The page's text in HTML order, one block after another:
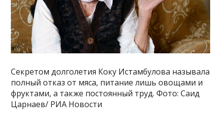
Секретом долголетия Коку Истамбулова называла
полный отказ от мяса, питание лишь овощами и
фруктами, а также постоянный труд. Фото: Саид
Царнаев/ РИА Новости